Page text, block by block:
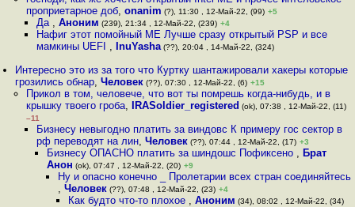
проприетарное доб, onanim (?), 11:30 , 12-Май-22, (99) +5
Да , Аноним (239), 21:34 , 12-Май-22, (239) +4
Нафиг этот помойный ME Лучше сразу открытый PSP и все
мамкины UEFI , InuYasha(??), 20:04 , 14-Май-22, (324)
Интересно это из за того что Куртку шантажировали хакеры которые
грозились обнар,Человек (??), 07:30 , 12-Май-22, (6) +15
Прикол в том, человече, что вот ты помрешь когда-нибудь, и в
крышку твоего гроба, IRASoldier_registered (ok), 07:38 , 12-Май-22, (11)
–11
Бизнесу невыгодно платить за виндовс К примеру гос сектор в
рф переводят на лин, Человек(??), 07:44 , 12-Май-22, (17) +3
Бизнесу ОПАСНО платить за шиндошс Пофиксено , Брат
Анон (ok), 07:47 , 12-Май-22, (20) +9
Ну и опасно конечно _ Пролетарии всех стран соединяйтесь
, Человек(??), 07:48 , 12-Май-22, (23) +4
Как будто что-то плохое , Аноним (34), 08:02 , 12-Май-22, (34)